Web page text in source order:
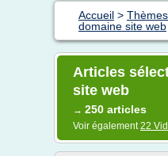
Accueil >
domaine site web
Articles
site web
→ 250 articles
Voir également22